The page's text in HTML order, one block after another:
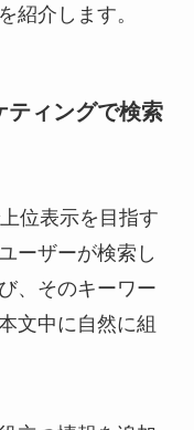
紹介します。
ティングで検索
位表示を目指す
ーザーが検索し
、そのキーワー
文中に自然に組